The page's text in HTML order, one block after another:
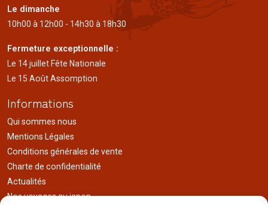
Le dimanche
10h00 à 12h00 - 14h30 à 18h30
Fermeture exceptionnelle :
Le 14 juillet Fête Nationale
Le 15 Août Assomption
Informations
Qui sommes nous
Mentions Légales
Conditions générales de vente
Charte de confidentialité
Actualités
Nos voyages au japon